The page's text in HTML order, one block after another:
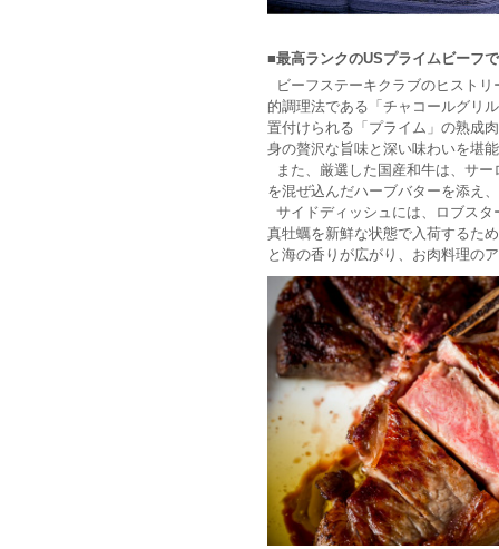
■最高ランクのUSプライムビーフ
ビーフステーキクラブのヒスト
的調理法である「チャコールグリ
置付けられる「プライム」の熟成
身の贅沢な旨味と深い味わいを堪
また、厳選した国産和牛は、サ
を混ぜ込んだハーブバターを添え
サイドディッシュには、ロブス
真牡蠣を新鮮な状態で入荷するた
と海の香りが広がり、お肉料理の